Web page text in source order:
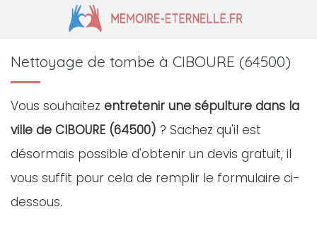
Nettoyage de tombe à CIBOURE (64500)
Vous souhaitez entretenir une sépulture dans la
ville de CIBOURE (64500) ? Sachez qu'il est
désormais possible d'obtenir un devis gratuit, il
vous suffit pour cela de remplir le formulaire ci-
dessous.